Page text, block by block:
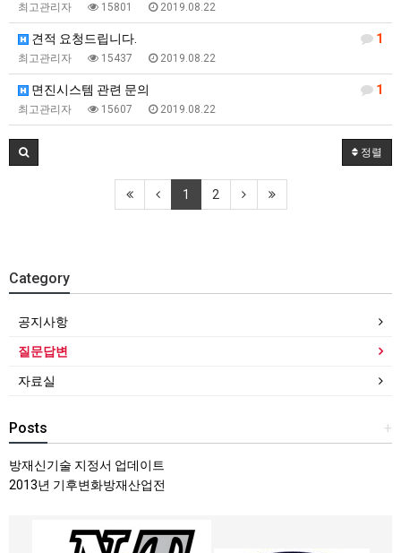
최고관리자 15801 2019.08.22
1
견적 요청드립니다.
최고관리자 15437 2019.08.22
1
면진시스템 관련 문의
최고관리자 15607 2019.08.22
정렬
1 2
Category
공지사항
질문답변
자료실
+
Posts
방재신기술 지정서 업데이트
2013년 기후변화방재산업전